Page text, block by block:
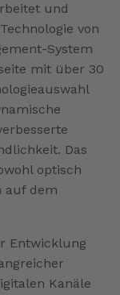
und
von
System
mit über 30
Das
optisch
auf dem
Entwicklung
Kanäle